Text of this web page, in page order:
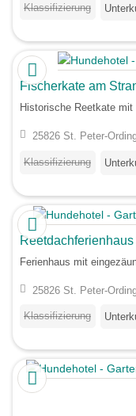
Klassifizierung
Fischerkate am
Historische Reetkate
25826 St. Peter-
Klassifizierung
Ferienhaus mit
25826 St. Peter-
Klassifizierung